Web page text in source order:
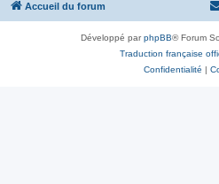
Accueil du forum
Développé parphpBB® Forum
Traduction française
Confidentialité